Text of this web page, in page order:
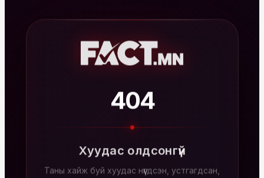
404
Хуудас олдсонгүй
Таны хайж буй хуудас нүүгдсэн, устгагдсан,